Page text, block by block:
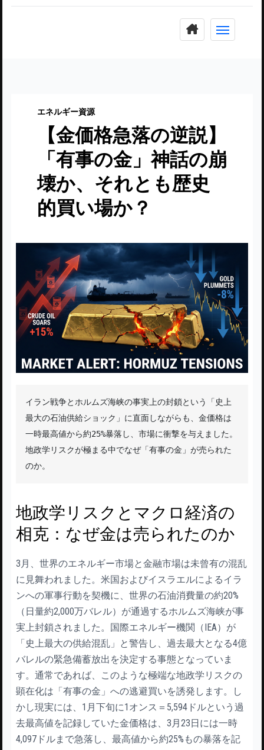
エネルギー資源
【金価格急落の逆説】
「有事の金」神話の崩
壊か、それとも歴史
的買い場か？
イラン戦争とホルムズ海峡の事実上の封鎖という「史上
最大の石油供給ショック」に直面しながらも、金価格は
一時最高値から約25%暴落し、市場に衝撃を与えました。
地政学リスクが極まる中でなぜ「有事の金」が売られた
のか。
地政学リスクとマクロ経済の
相克：なぜ金は売られたのか
3月、世界のエネルギー市場と金融市場は未曾有の混乱
に見舞われました。米国およびイスラエルによるイラ
ンへの軍事行動を契機に、世界の石油消費量の約20%
（日量約2,000万バレル）が通過するホルムズ海峡が事
実上封鎖されました。国際エネルギー機関（IEA）が
「史上最大の供給混乱」と警告し、過去最大となる4億
バレルの緊急備蓄放出を決定する事態となっていま
す。通常であれば、このような極端な地政学リスクの
顕在化は「有事の金」への逃避買いを誘発します。し
かし現実には、1月下旬に1オンス＝5,594ドルという過
去最高値を記録していた金価格は、3月23日には一時
4,097ドルまで急落し、最高値から約25%もの暴落を記